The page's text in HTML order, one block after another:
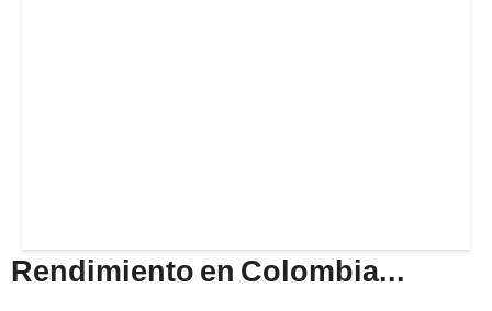
Rendimiento en Colombia...